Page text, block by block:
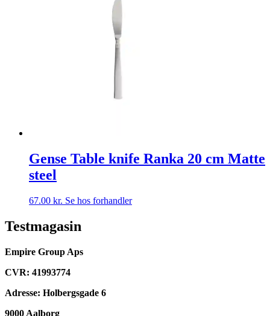
Gense Table knife Ranka 20 cm Matte
steel
67.00 kr. Se hos forhandler
Testmagasin
Empire Group Aps
CVR: 41993774
Adresse: Holbergsgade 6
9000 Aalborg